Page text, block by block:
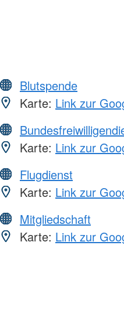
Blutspende
Karte: Link zur
Karte: Link zur
Flugdienst
Karte: Link zur
Mitgliedschaft
Karte: Link zur